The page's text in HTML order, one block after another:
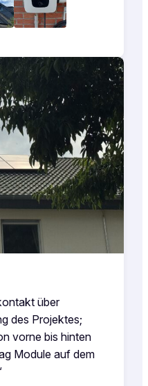
über
des Projektes;
vorne bis hinten
Module auf dem